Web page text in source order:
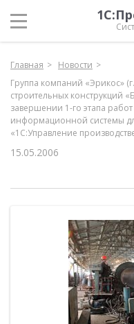
Главная
Новости
Группа компаний «Эрикос»
строительных конструкций
завершении 1-го этапа
информационной системы
«1С:Управление
15.05.2006